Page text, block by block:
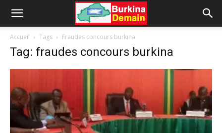
Accueil Tags Fraudes concours burkina
Tag: fraudes concours burkina